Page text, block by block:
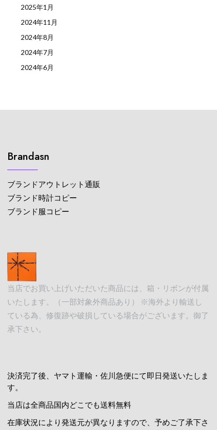
2025年1月
2024年11月
2024年8月
2024年7月
2024年6月
Brandasn
ブランドアウトレット通販
ブランド時計コピー
ブランド服コピー
当店でお買い上げいただいた商品には、箱・リボンが付属
いたします。（一部対象外商品あり） ※海外より輸送し
ている為、修復跡や破損している場合がございます。御了
承下さい。
決済完了後、ヤマト運輸・佐川急便にて即日発送いたしま
す。
当店は全商品国内どこでも送料無料
在庫状況により発送元が異なりますので、予めご了承下さ